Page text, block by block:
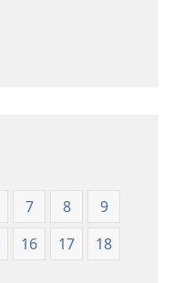
7 8
9
16 17
18